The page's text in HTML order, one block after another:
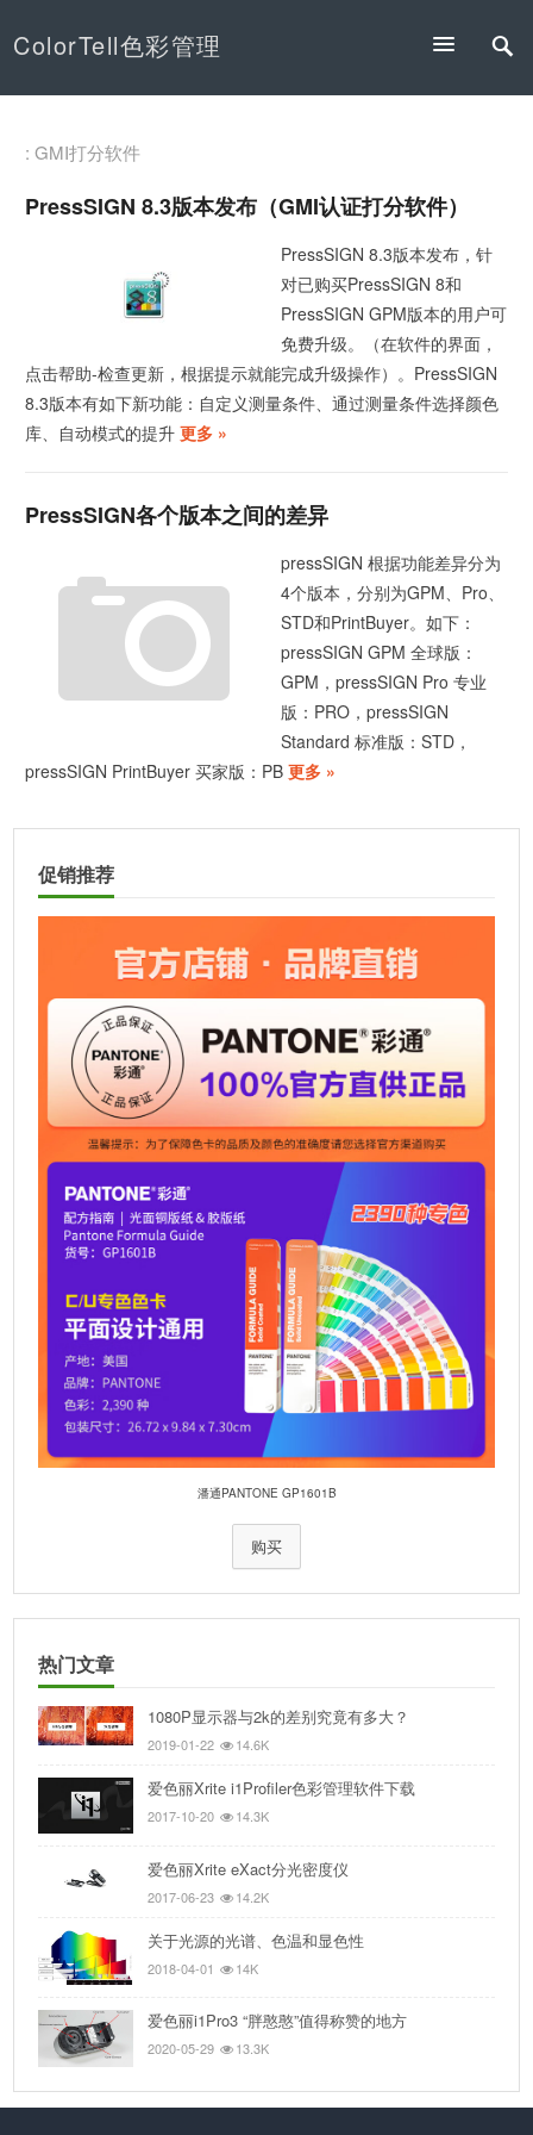
ColorTell色彩管理
: GMI打分软件
PressSIGN 8.3版本发布（GMI认证打分软件）
PressSIGN 8.3版本发布，针
对已购买PressSIGN 8和
PressSIGN GPM版本的用户可
免费升级。（在软件的界面，
点击帮助-检查更新，根据提示就能完成升级操作）。PressSIGN
8.3版本有如下新功能：自定义测量条件、通过测量条件选择颜色
库、自动模式的提升 更多 »
PressSIGN各个版本之间的差异
pressSIGN 根据功能差异分为
4个版本，分别为GPM、Pro、
STD和PrintBuyer。如下：
pressSIGN GPM 全球版：
GPM，pressSIGN Pro 专业
版：PRO，pressSIGN
Standard 标准版：STD，
pressSIGN PrintBuyer 买家版：PB 更多 »
促销推荐
潘通PANTONE GP1601B
购买
热门文章
1080P显示器与2k的差别究竟有多大？
2019-01-22 14.6K
爱色丽Xrite i1Profiler色彩管理软件下载
2017-10-20 14.3K
爱色丽Xrite eXact分光密度仪
2017-06-23 14.2K
关于光源的光谱、色温和显色性
2018-04-01 14K
爱色丽i1Pro3 “胖憨憨”值得称赞的地方
2020-05-29 13.3K